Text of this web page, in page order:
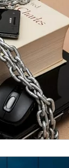
cautelari